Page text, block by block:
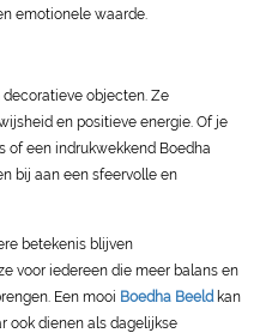
emotionele waarde.
objecten. Ze
en positieve energie. Of je
of een indrukwekkend Boedha
bij aan een sfeervolle en
betekenis blijven
voor iedereen die meer balans en
Een mooi Boedha Beeld kan
ook dienen als dagelijkse